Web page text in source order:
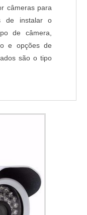
câmeras para
de instalar o
de câmera,
e opções de
são o tipo
de câmer...